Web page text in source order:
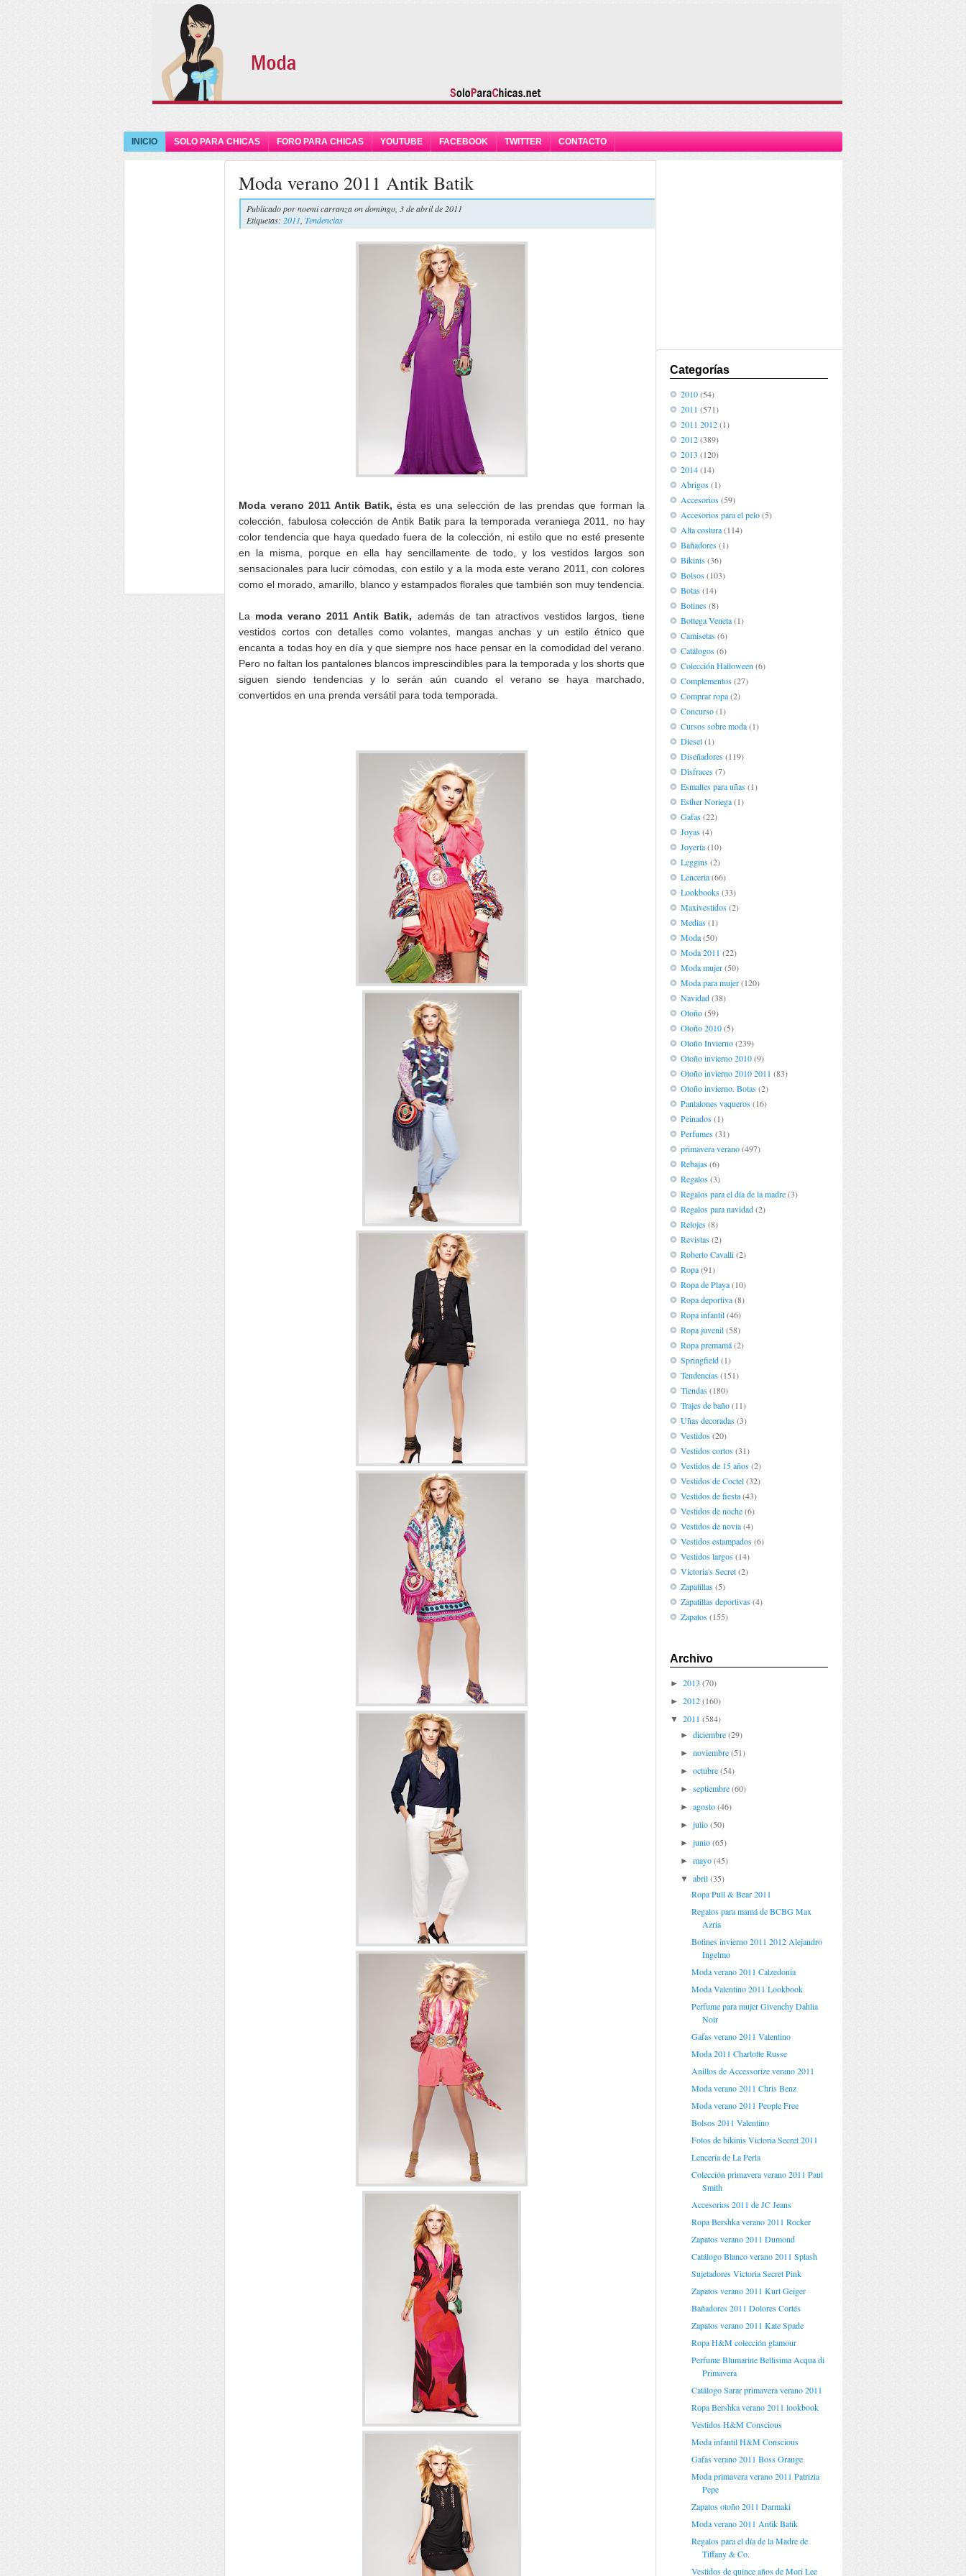
INICIO SOLO PARA CHICAS FORO PARA CHICAS YOUTUBE FACEBOOK TWITTER CONTACTO
Moda verano 2011 Antik Batik
Publicado pornoemi carranzaon domingo, 3 de abril de 2011
Etiquetas: 2011 Tendencias
Moda verano 2011 Antik Batik, ésta es una selección de las prendas que forman la
colección, fabulosa colección de Antik Batik para la temporada veraniega 2011, no hay
color tendencia que haya quedado fuera de la colección, ni estilo que no esté presente
en la misma, porque en ella hay sencillamente de todo, y los vestidos largos son
sensacionales para lucir cómodas, con estilo y a la moda este verano 2011, con colores
como el morado, amarillo, blanco y estampados florales que también son muy tendencia.
La moda verano 2011 Antik Batik, además de tan atractivos vestidos largos, tiene
vestidos cortos con detalles como volantes, mangas anchas y un estilo étnico que
encanta a todas hoy en día y que siempre nos hace pensar en la comodidad del verano.
Pero no faltan los pantalones blancos imprescindibles para la temporada y los shorts que
siguen siendo tendencias y lo serán aún cuando el verano se haya marchado,
convertidos en una prenda versátil para toda temporada.
Categorías
2010(54)
2011 (571)
2011 2012(1)
2012(389)
2013 (120)
2014(14)
Abrigos(1)
Accesorios(59)
Accesorios para el pelo(5)
Alta costura(114)
Bañadores(1)
Bikinis(36)
Bolsos(103)
Botas(14)
Botines(8)
Bottega Veneta(1)
Camisetas(6)
Catálogos(6)
Colección Halloween (6)
Complementos(27)
Comprar ropa(2)
Concurso(1)
Cursos sobre moda(1)
Diesel(1)
Diseñadores(119)
Disfraces(7)
Esmaltes para uñas(1)
Esther Noriega(1)
Gafas(22)
Joyas(4)
Joyería(10)
Leggins(2)
Lenceria(66)
Lookbooks(33)
Maxivestidos(2)
Medias(1)
Moda(50)
Moda 2011 (22)
Moda mujer(50)
Moda para mujer(120)
Navidad(38)
Otoño(59)
Otoño 2010(5)
Otoño Invierno(239)
Otoño invierno 2010(9)
Otoño invierno 2010 2011 (83)
Otoño invierno. Botas(2)
Pantalones vaqueros(16)
Peinados(1)
Perfumes(31)
primavera verano(497)
Rebajas(6)
Regalos(3)
Regalos para el día de la madre(3)
Regalos para navidad(2)
Relojes(8)
Revistas(2)
Roberto Cavalli(2)
Ropa(91)
Ropa de Playa(10)
Ropa deportiva(8)
Ropa infantil(46)
Ropa juvenil(58)
Ropa premamá(2)
Springfield(1)
Tendencias(151)
Tiendas(180)
Trajes de baño(11)
Uñas decoradas(3)
Vestidos(20)
Vestidos cortos(31)
Vestidos de 15 años(2)
Vestidos de Coctel(32)
Vestidos de fiesta(43)
Vestidos de noche(6)
Vestidos de novia(4)
Vestidos estampados(6)
Vestidos largos(14)
Victoria's Secret(2)
Zapatillas(5)
Zapatillas deportivas(4)
Zapatos(155)
Archivo
► 2013 (70)
► 2012(160)
▼ 2011 (584)
►diciembre (29)
►noviembre (51)
►octubre (54)
►septiembre (60)
►agosto (46)
►julio (50)
►junio (65)
►mayo (45)
▼abril (35)
Ropa Pull & Bear 2011
Regalos para mamá de BCBG Max
Azria
Botines invierno 2011 2012 Alejandro
Ingelmo
Moda verano 2011 Calzedonia
Moda Valentino 2011 Lookbook
Perfume para mujer Givenchy Dahlia
Noir
Gafas verano 2011 Valentino
Moda 2011 Charlotte Russe
Anillos de Accessorize verano 2011
Moda verano 2011 Chris Benz
Moda verano 2011 People Free
Bolsos 2011 Valentino
Fotos de bikinis Victoria Secret 2011
Lenceria de La Perla
Colección primavera verano 2011 Paul
Smith
Accesorios 2011 de JC Jeans
Ropa Bershka verano 2011 Rocker
Zapatos verano 2011 Dumond
Catálogo Blanco verano 2011 Splash
Sujetadores Victoria Secret Pink
Zapatos verano 2011 Kurt Geiger
Bañadores 2011 Dolores Cortés
Zapatos verano 2011 Kate Spade
Ropa H&M colección glamour
Perfume Blumarine Bellisima Acqua di
Primavera
Catálogo Sarar primavera verano 2011
Ropa Bershka verano 2011 lookbook
Vestidos H&M Conscious
Moda infantil H&M Conscious
Gafas verano 2011 Boss Orange
Moda primavera verano 2011 Patrizia
Pepe
Zapatos otoño 2011 Darmaki
Moda verano 2011 Antik Batik
Regalos para el día de la Madre de
Tiffany & Co.
Vestidos de quince años de Mori Lee